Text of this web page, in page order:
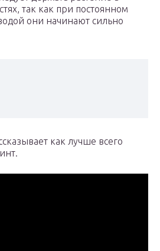
так как при постоянном
они начинают сильно
как лучше всего